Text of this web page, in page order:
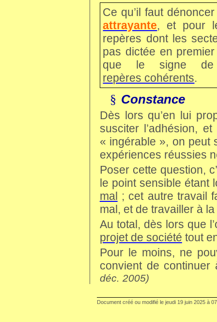
Ce qu’il faut
attrayante, et pour
repères dont les
pas dictée en
que le signe de
repères cohérents.
§ Constance
Dès lors qu’en lui
susciter l’adhésion,
« ingérable », on peut
expériences réussies
Poser cette question,
le point sensible étant
mal ; cet autre travail
mal, et de travailler à la
Au total, dès lors que
projet de société tout
Pour le moins, ne
convient de
déc. 2005)
Document créé ou modifié le jeudi 19 juin 2025 à